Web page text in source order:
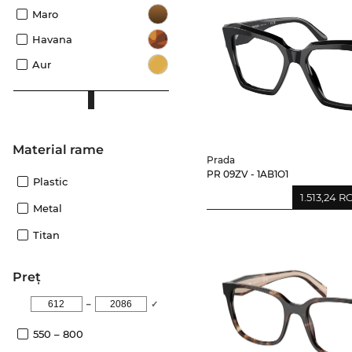
Maro
Havana
Aur
Material rame
Plastic
Metal
Titan
Preţ
– ✓
550 – 800
Prada
PR 09ZV - 1AB1O1
1.513,24